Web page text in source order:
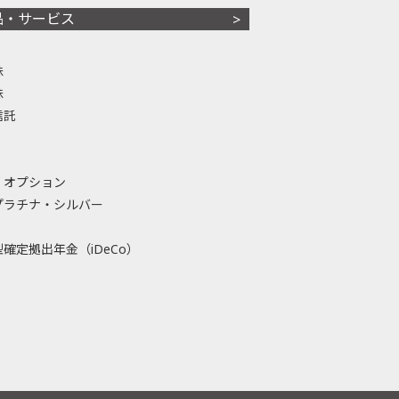
・サービス
託
プション
ラチナ・シルバー
定拠出年金（iDeCo）